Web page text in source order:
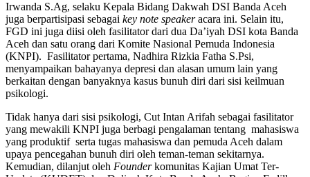
Irwanda S.Ag, selaku Kepala Bidang Dakwah DSI Banda Aceh
juga berpartisipasi sebagai key note speakeracara ini. Selain itu,
FGD ini juga diisi oleh fasilitator dari dua Da’iyah DSI kota Banda
Aceh dan satu orang dari Komite Nasional Pemuda Indonesia
(KNPI). Fasilitator pertama, Nadhira Rizkia Fatha S.Psi,
menyampaikan bahayanya depresi dan alasan umum lain yang
berkaitan dengan banyaknya kasus bunuh diri dari sisi keilmuan
psikologi.
Tidak hanya dari sisi psikologi, Cut Intan Arifah sebagai fasilitator
yang mewakili KNPI juga berbagi pengalaman tentang mahasiswa
yang produktif serta tugas mahasiswa dan pemuda Aceh dalam
upaya pencegahan bunuh diri oleh teman-teman sekitarnya.
Kemudian, dilanjut oleh Founderkomunitas Kajian Umat Ter-